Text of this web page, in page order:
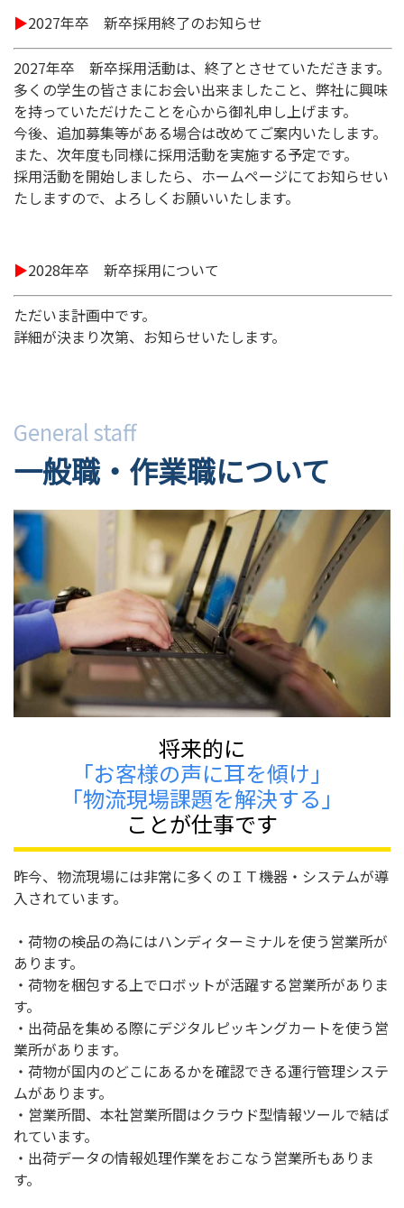
▶2027年卒 新卒採用終了のお知らせ
2027年卒 新卒採用活動は、終了とさせていただきます。
多くの学生の皆さまにお会い出来ましたこと、弊社に興味
を持っていただけたことを心から御礼申し上げます。
今後、追加募集等がある場合は改めてご案内いたします。
また、次年度も同様に採用活動を実施する予定です。
採用活動を開始しましたら、ホームページにてお知らせい
たしますので、よろしくお願いいたします。
▶2028年卒 新卒採用について
ただいま計画中です。
詳細が決まり次第、お知らせいたします。
General staff
一般職・作業職について
将来的に
「お客様の声に耳を傾け」
「物流現場課題を解決する」
ことが仕事です
昨今、物流現場には非常に多くのＩＴ機器・システムが導
入されています。
・荷物の検品の為にはハンディターミナルを使う営業所が
あります。
・荷物を梱包する上でロボットが活躍する営業所がありま
す。
・出荷品を集める際にデジタルピッキングカートを使う営
業所があります。
・荷物が国内のどこにあるかを確認できる運行管理システ
ムがあります。
・営業所間、本社営業所間はクラウド型情報ツールで結ば
れています。
・出荷データの情報処理作業をおこなう営業所もありま
す。